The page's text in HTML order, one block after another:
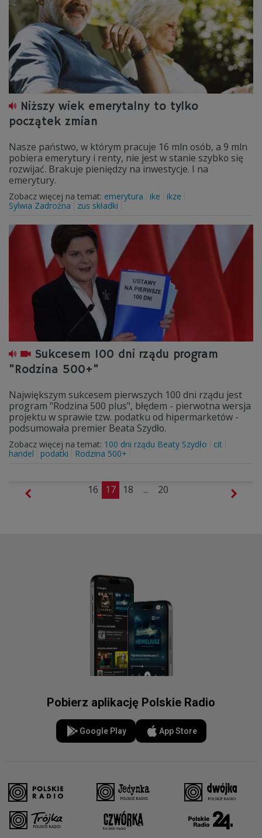
Niższy wiek emerytalny to tylko
początek zmian
Nasze państwo, w którym pracuje 16 mln osób, a 9 mln
pobiera emerytury i renty, nie jest w stanie szybko się
rozwijać. Brakuje pieniędzy na inwestycje. I na
emerytury.
Zobacz więcej na temat: emerytura ike
ikze
Sylwia Zadrożna
zus składki
Sukcesem 100 dni rządu program
"Rodzina 500+"
Największym sukcesem pierwszych 100 dni rządu jest
program "Rodzina 500 plus", błędem - pierwotna wersja
projektu w sprawie tzw. podatku od hipermarketów -
podsumowała premier Beata Szydło.
Zobacz więcej na temat: 100 dni rządu Beaty Szydło
cit
handel
podatki Rodzina 500+
16 17 18 ... 20
Pobierz aplikację Polskie Radio
Google Play App Store